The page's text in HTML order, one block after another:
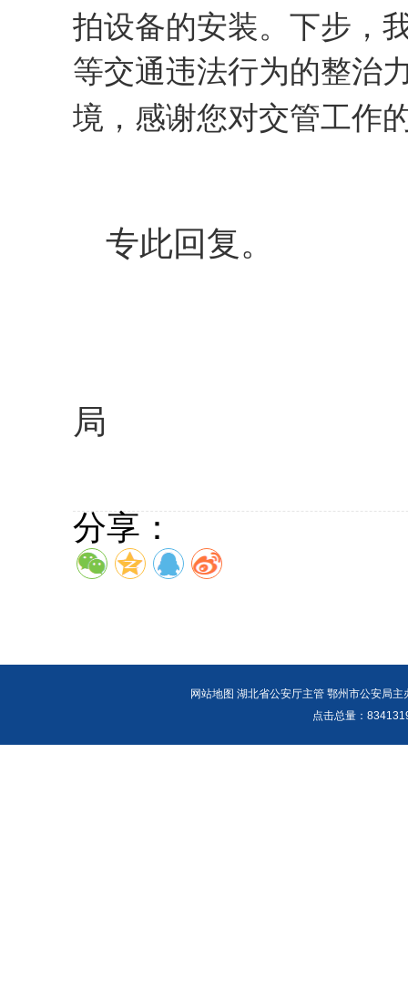
拍设备的安装。下步，
等交通违法行为的整治
境，感谢您对交管工作
专此回复。
局
分享：
网站地图 湖北省公安厅主管 鄂州市公安局
点击总量：